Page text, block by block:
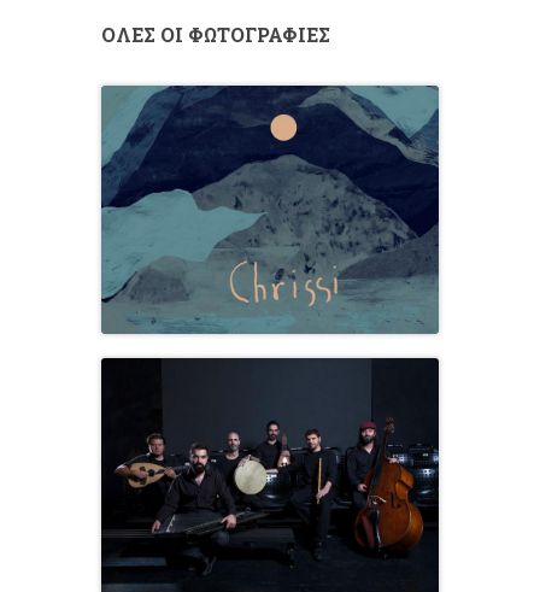
ΟΛΕΣ ΟΙ ΦΩΤΟΓΡΑΦΙΕΣ